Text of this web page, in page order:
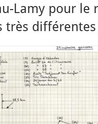
Lamy pour le
très